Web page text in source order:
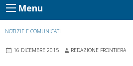
Menu
NOTIZIE E COMUNICATI
16 DICEMBRE 2015 REDAZIONE FRONTIERA